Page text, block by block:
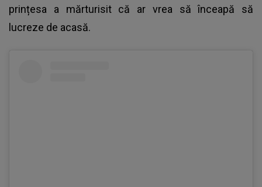
prințesa a mărturisit că ar vrea să înceapă să
lucreze de acasă.